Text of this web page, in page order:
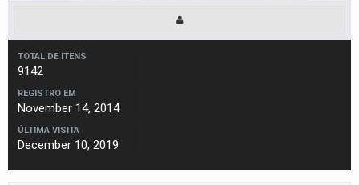
TOTAL DE ITENS
9142
REGISTRO EM
November 14, 2014
ÚLTIMA VISITA
December 10, 2019